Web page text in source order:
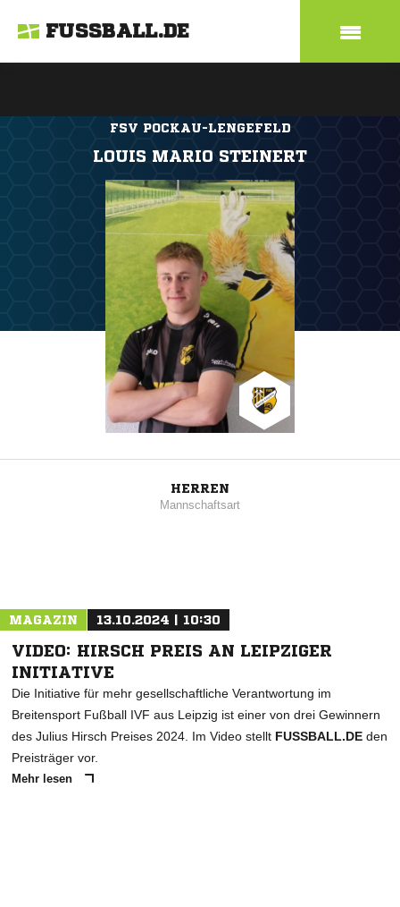
FUSSBALL.DE
FSV POCKAU-LENGEFELD
LOUIS MARIO STEINERT
HERREN
Mannschaftsart
MAGAZIN 13.10.2024 | 10:30
VIDEO: HIRSCH PREIS AN LEIPZIGER
INITIATIVE
Die Initiative für mehr gesellschaftliche Verantwortung im
Breitensport Fußball IVF aus Leipzig ist einer von drei Gewinnern
des Julius Hirsch Preises 2024. Im Video stellt FUSSBALL.DE den
Preisträger vor.
Mehr lesen